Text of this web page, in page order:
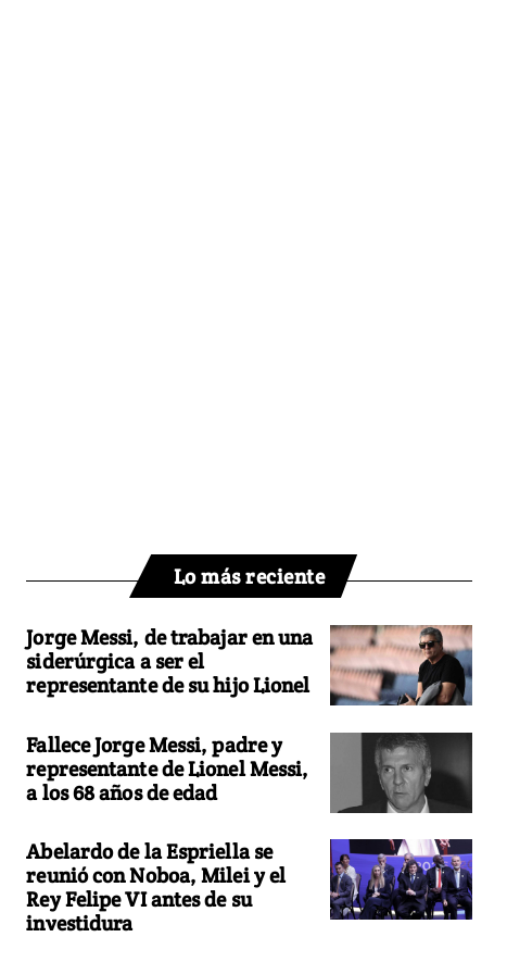
Lo más reciente
Jorge Messi, de trabajar en una
siderúrgica a ser el
representante de su hijo Lionel
Fallece Jorge Messi, padre y
representante de Lionel Messi,
a los 68 años de edad
Abelardo de la Espriella se
reunió con Noboa, Milei y el
Rey Felipe VI antes de su
investidura